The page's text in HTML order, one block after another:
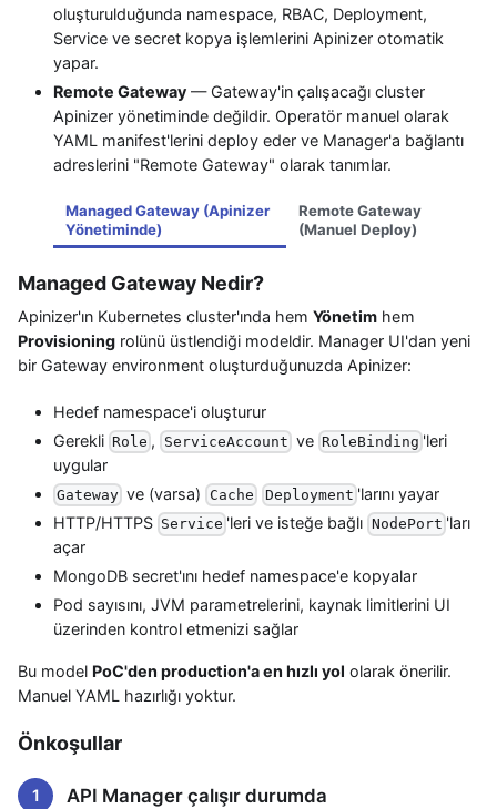
oluşturulduğunda namespace, RBAC, Deployment,
Service ve secret kopya işlemlerini Apinizer otomatik
yapar.
Remote Gateway — Gateway'in çalışacağı cluster
Apinizer yönetiminde değildir. Operatör manuel olarak
YAML manifest'lerini deploy eder ve Manager'a bağlantı
adreslerini "Remote Gateway" olarak tanımlar.
Managed Gateway (Apinizer
Yönetiminde)
Remote Gateway
(Manuel Deploy)
Managed Gateway Nedir?
Apinizer'ın Kubernetes cluster'ında hem Yönetim hem
Provisioning rolünü üstlendiği modeldir. Manager UI'dan yeni
bir Gateway environment oluşturduğunuzda Apinizer:
Hedef namespace'i oluşturur
Gerekli Role , ServiceAccount ve RoleBinding 'leri
uygular
Gateway ve (varsa) Cache Deployment 'larını yayar
HTTP/HTTPS Service 'leri ve isteğe bağlı NodePort 'ları
açar
MongoDB secret'ını hedef namespace'e kopyalar
Pod sayısını, JVM parametrelerini, kaynak limitlerini UI
üzerinden kontrol etmenizi sağlar
Bu model PoC'den production'a en hızlı yol olarak önerilir.
Manuel YAML hazırlığı yoktur.
Önkoşullar
API Manager çalışır durumda